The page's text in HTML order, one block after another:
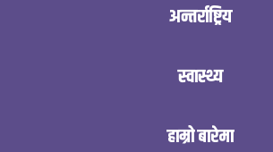
अन्तर्राष्ट्रिय
स्वास्थ्य
हाम्रो बारेमा